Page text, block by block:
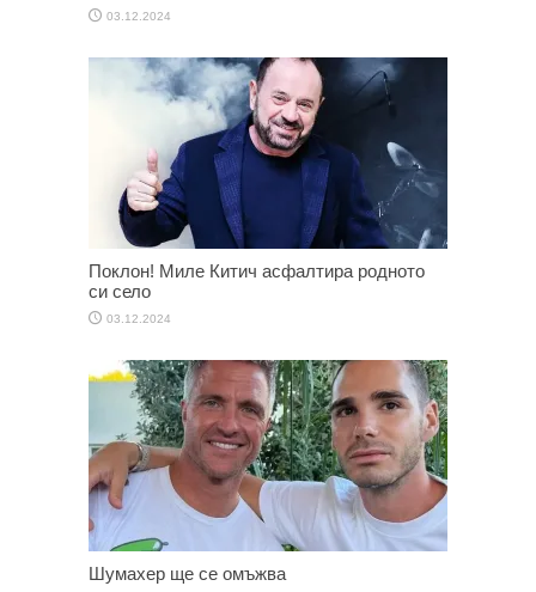
03.12.2024
Поклон! Миле Китич асфалтира родното
си село
03.12.2024
Шумахер ще се омъжва